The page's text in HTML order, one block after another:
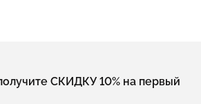
СКИДКУ 10% на первый